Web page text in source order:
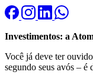
Investimentos: a
Você já deve ter
segundo seus avós –